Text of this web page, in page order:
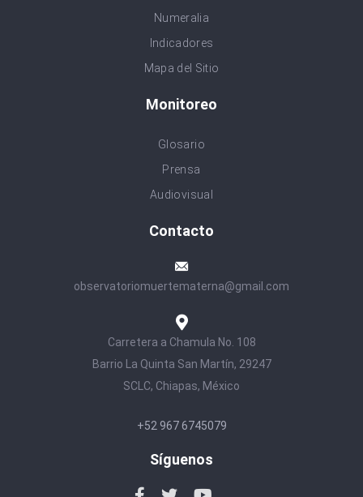
Numeralia
Indicadores
Mapa del Sitio
Monitoreo
Glosario
Prensa
Audiovisual
Contacto
observatoriomuertematerna@gmail.com
Carretera a Chamula No. 108
Barrio La Quinta San Martín, 29247
SCLC, Chiapas, México
+52 967 6745079
Síguenos